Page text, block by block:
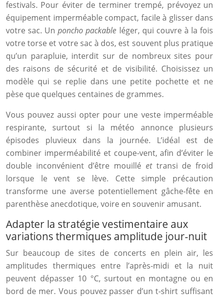
festivals. Pour éviter de terminer trempé, prévoyez un
équipement imperméable compact, facile à glisser dans
votre sac. Unponcho packable léger, qui couvre à la fois
votre torse et votre sac à dos, est souvent plus pratique
qu’un parapluie, interdit sur de nombreux sites pour
des raisons de sécurité et de visibilité. Choisissez un
modèle qui se replie dans une petite pochette et ne
pèse que quelques centaines de grammes.
Vous pouvez aussi opter pour une veste imperméable
respirante, surtout si la météo annonce plusieurs
épisodes pluvieux dans la journée. L’idéal est de
combiner imperméabilité et coupe-vent, afin d’éviter le
double inconvénient d’être mouillé ettransi de froid
lorsque le vent se lève. Cette simple précaution
transforme une averse potentiellement gâche-fête en
parenthèse anecdotique, voire en souvenir amusant.
Adapter la stratégie vestimentaire aux
variations thermiques amplitude jour-nuit
Sur beaucoup de sites de concerts en plein air, les
amplitudes thermiques entre l’après-midi et la nuit
peuvent dépasser 10 °C, surtout en montagne ou en
bord de mer. Vous pouvez passer d’un t-shirt suffisant